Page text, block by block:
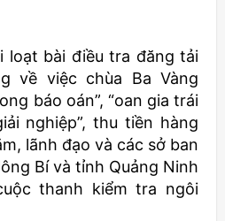
loạt bài điều tra đăng tải
về việc chùa Ba Vàng
báo oán”, “oan gia trái
nghiệp”, thu tiền hàng
lãnh đạo và các sở ban
Bí và tỉnh Quảng Ninh
thanh kiểm tra ngôi